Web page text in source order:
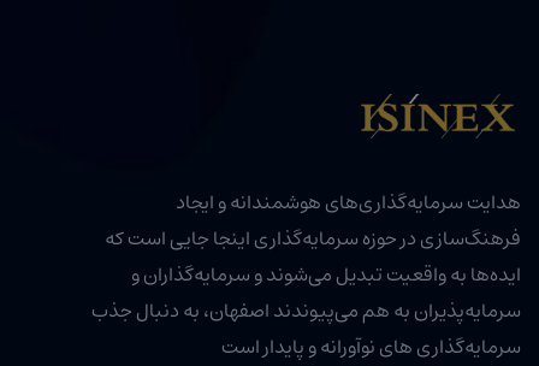
هدایت سرمایه‌گذاری‌های هوشمندانه و ایجاد
فرهنگ‌سازی در حوزه سرمایه‌گذاری اینجا جایی است که
ایده‌ها به واقعیت تبدیل می‌شوند و سرمایه‌گذاران و
سرمایه‌پذیران به هم می‌پیوندند اصفهان، به دنبال جذب
سرمایه‌گذاری‌ های نوآورانه و پایدار است